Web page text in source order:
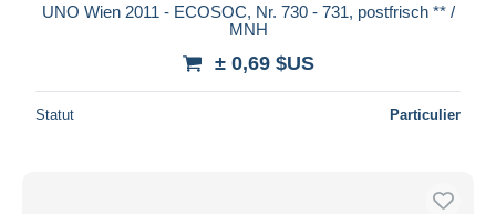
UNO Wien 2011 - ECOSOC, Nr. 730 - 731, postfrisch ** /
MNH
± 0,69 $US
Statut Particulier